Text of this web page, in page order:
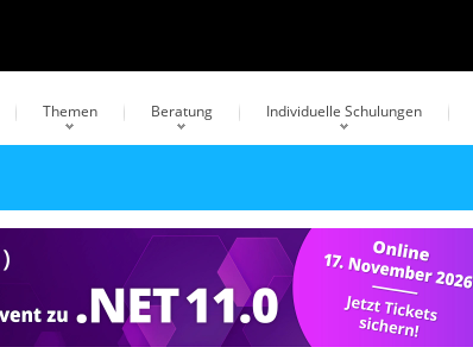
Themen Beratung Individuelle Schulungen